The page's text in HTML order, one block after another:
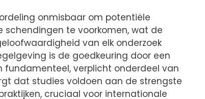
onmisbaar om potentiële
te voorkomen, wat de
van elk onderzoek
is de goedkeuring door een
fundamenteel, verplicht onderdeel van
dat studies voldoen aan de strengste
cruciaal voor internationale